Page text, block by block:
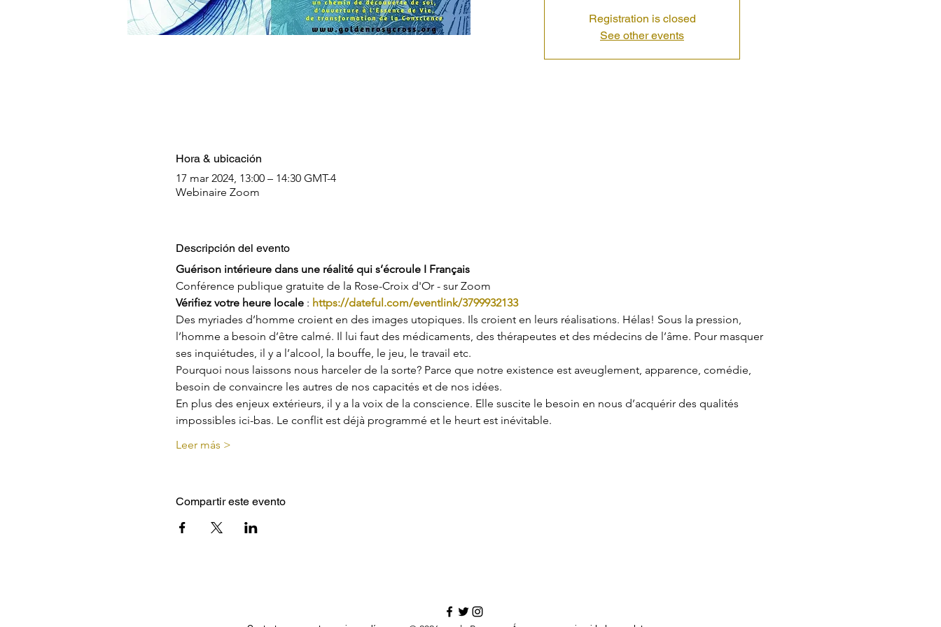
Registration is closed
See other events
Hora & ubicación
17 mar 2024, 13:00 – 14:30 GMT-4
Webinaire Zoom
Descripción del evento
Guérison intérieure dans une réalité qui s’écroule I Français
Conférence publique gratuite de la Rose-Croix d'Or - sur Zoom
Vérifiez votre heure locale : https://dateful.com/eventlink/3799932133
Des myriades d’homme croient en des images utopiques. Ils croient en leurs réalisations. Hélas! Sous la pression,
l’homme a besoin d’être calmé. Il lui faut des médicaments, des thérapeutes et des médecins de l’âme. Pour masquer
ses inquiétudes, il y a l’alcool, la bouffe, le jeu, le travail etc.
Pourquoi nous laissons nous harceler de la sorte? Parce que notre existence est aveuglement, apparence, comédie,
besoin de convaincre les autres de nos capacités et de nos idées.
En plus des enjeux extérieurs, il y a la voix de la conscience. Elle suscite le besoin en nous d’acquérir des qualités
impossibles ici-bas. Le conflit est déjà programmé et le heurt est inévitable.
Leer más >
Compartir este evento